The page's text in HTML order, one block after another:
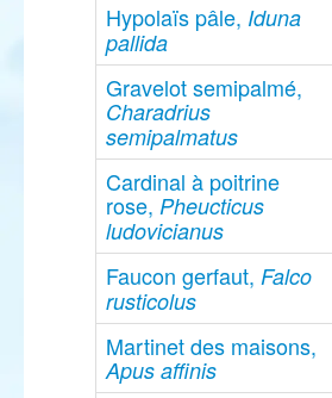
Hypolaïs pâle, Iduna
pallida
Gravelot semipalmé,
Charadrius
semipalmatus
Cardinal à poitrine
rose, Pheucticus
ludovicianus
Faucon gerfaut, Falco
rusticolus
Martinet des maisons,
Apus affinis